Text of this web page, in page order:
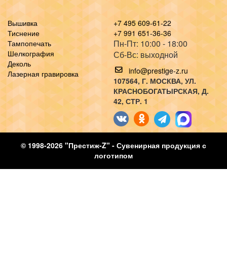
Вышивка
Тиснение
Тампопечать
Шелкография
Деколь
Лазерная гравировка
+7 495 609-61-22
+7 991 651-36-36
Пн-Пт: 10:00 - 18:00
Сб-Вс: выходной
info@prestige-z.ru
107564, Г. МОСКВА, УЛ.
КРАСНОБОГАТЫРСКАЯ, Д.
42, СТР. 1
© 1998-2026 "Престиж-Z" - Сувенирная продукция с
логотипом